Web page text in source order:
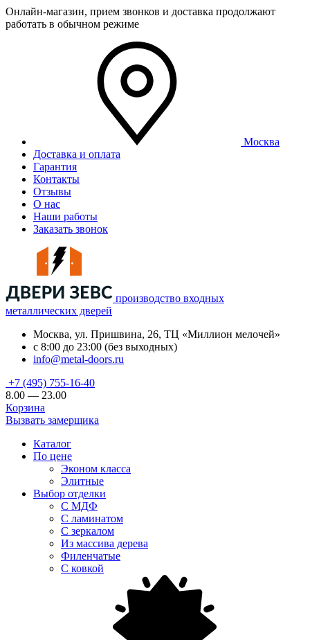
Онлайн-магазин, прием звонков и доставка продолжают
работать в обычном режиме
Москва
Доставка и оплата
Гарантия
Контакты
Отзывы
О нас
Наши работы
Заказать звонок
производство входных
металлических дверей
Москва, ул. Пришвина, 26, ТЦ «Миллион мелочей»
с 8:00 до 23:00 (без выходных)
info@metal-doors.ru
+7 (495) 755-16-40
8.00 — 23.00
Корзина
Вызвать замерщика
Каталог
По цене
Эконом класса
Элитные
Выбор отделки
С МДФ
С ламинатом
С зеркалом
Из массива дерева
Филенчатые
С ковкой